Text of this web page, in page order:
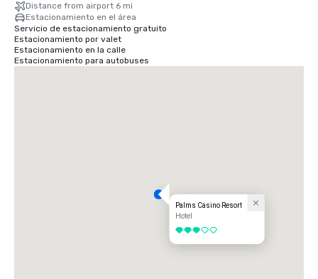
Distance from airport 6 mi
Estacionamiento en el área
Servicio de estacionamiento gratuito
Estacionamiento por valet
Estacionamiento en la calle
Estacionamiento para autobuses
Palms Casino Resort
Hotel
3 de 5